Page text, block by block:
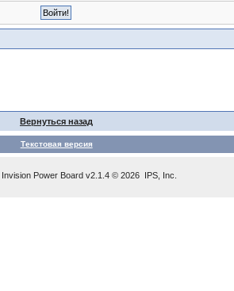
Вернуться назад
Текстовая версия
Invision Power Board v2.1.4 © 2026 IPS, Inc.